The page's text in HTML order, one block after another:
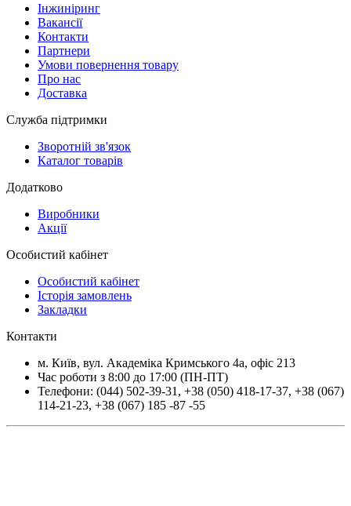
Інжиніринг
Вакансії
Контакти
Партнери
Умови повернення товару
Про нас
Доставка
Служба підтримки
Зворотній зв'язок
Каталог товарів
Додатково
Виробники
Акції
Особистий кабінет
Особистий кабінет
Історія замовлень
Закладки
Контакти
м. Київ, вул. Академіка Кримського 4а, офіс 213
Час роботи з 8:00 до 17:00 (ПН-ПТ)
Телефони: (044) 502-39-31 , +38 (050) 418-17-37, +38 (067)
114-21-23, +38 (067) 185 -87 -55